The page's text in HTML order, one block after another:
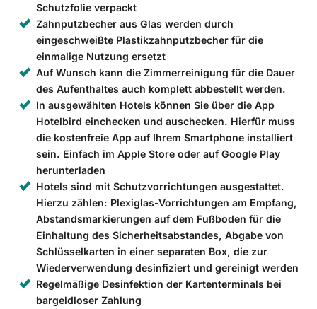
Schutzfolie verpackt
Zahnputzbecher aus Glas werden durch
eingeschweißte Plastikzahnputzbecher für die
einmalige Nutzung ersetzt
Auf Wunsch kann die Zimmerreinigung für die Dauer
des Aufenthaltes auch komplett abbestellt werden.
In ausgewählten Hotels können Sie über die App
Hotelbird einchecken und auschecken. Hierfür muss
die kostenfreie App auf Ihrem Smartphone installiert
sein. Einfach im Apple Store oder auf Google Play
herunterladen
Hotels sind mit Schutzvorrichtungen ausgestattet.
Hierzu zählen: Plexiglas-Vorrichtungen am Empfang,
Abstandsmarkierungen auf dem Fußboden für die
Einhaltung des Sicherheitsabstandes, Abgabe von
Schlüsselkarten in einer separaten Box, die zur
Wiederverwendung desinfiziert und gereinigt werden
Regelmäßige Desinfektion der Kartenterminals bei
bargeldloser Zahlung